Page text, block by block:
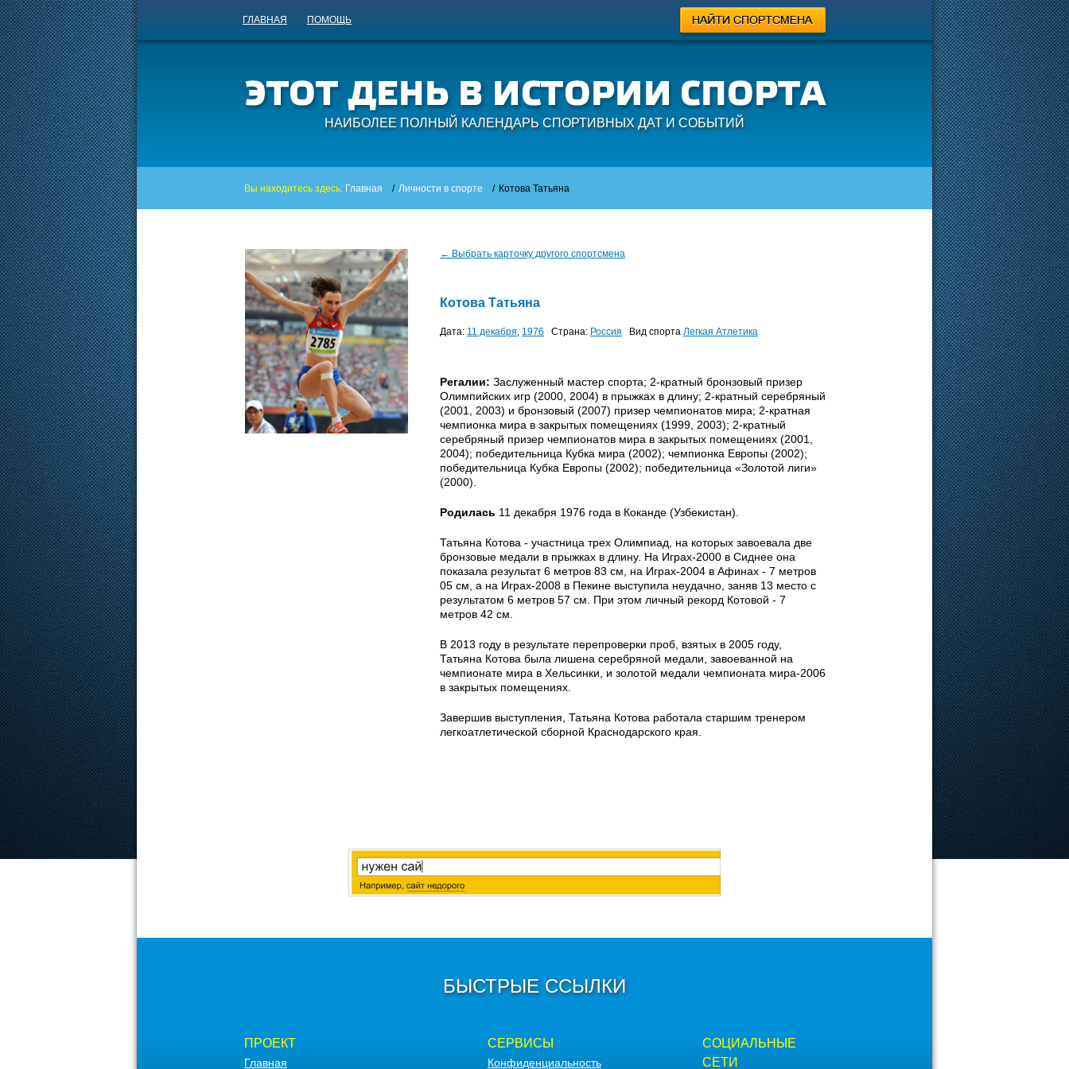
ГЛАВНАЯ ПОМОЩЬ
НАИБОЛЕЕ ПОЛНЫЙ КАЛЕНДАРЬ СПОРТИВНЫХ ДАТ И СОБЫТИЙ
Вы находитесь здесь: Главная / Личности в спорте / Котова Татьяна
← Выбрать карточку другого спортсмена
Котова Татьяна
Дата: 11 декабря, 1976 Страна: Россия Вид спорта Легкая Атлетика
Регалии: Заслуженный мастер спорта; 2-кратный бронзовый призер
Олимпийских игр (2000, 2004) в прыжках в длину; 2-кратный серебряный
(2001, 2003) и бронзовый (2007) призер чемпионатов мира; 2-кратная
чемпионка мира в закрытых помещениях (1999, 2003); 2-кратный
серебряный призер чемпионатов мира в закрытых помещениях (2001,
2004); победительница Кубка мира (2002); чемпионка Европы (2002);
победительница Кубка Европы (2002); победительница «Золотой лиги»
(2000).
Родилась 11 декабря 1976 года в Коканде (Узбекистан).
Татьяна Котова - участница трех Олимпиад, на которых завоевала две
бронзовые медали в прыжках в длину. На Играх-2000 в Сиднее она
показала результат 6 метров 83 см, на Играх-2004 в Афинах - 7 метров
05 см, а на Играх-2008 в Пекине выступила неудачно, заняв 13 место с
результатом 6 метров 57 см. При этом личный рекорд Котовой - 7
метров 42 см.
В 2013 году в результате перепроверки проб, взятых в 2005 году,
Татьяна Котова была лишена серебряной медали, завоеванной на
чемпионате мира в Хельсинки, и золотой медали чемпионата мира-2006
в закрытых помещениях.
Завершив выступления, Татьяна Котова работала старшим тренером
легкоатлетической сборной Краснодарского края.
БЫСТРЫЕ ССЫЛКИ
ПРОЕКТ
Главная
СЕРВИСЫ
Конфиденциальность
СОЦИАЛЬНЫЕ
СЕТИ